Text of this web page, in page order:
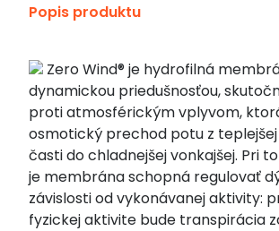
release
Popis produktu
Zero Wind® je hydrofilná
dynamickou priedušnosťou,
proti atmosférickým vplyvom,
osmotický prechod potu z
časti do chladnejšej vonkajšej. Pri
je membrána schopná regulovať
závislosti od vykonávanej aktivity:
fyzickej aktivite bude transpirácia